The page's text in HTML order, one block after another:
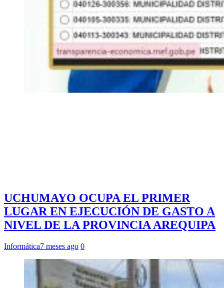
UCHUMAYO OCUPA EL PRIMER
LUGAR EN EJECUCIÓN DE GASTO A
NIVEL DE LA PROVINCIA AREQUIPA
Informática7 meses ago 0